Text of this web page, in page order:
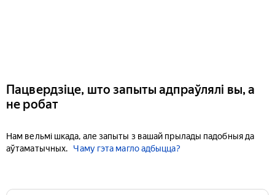
Пацвердзіце, што запыты адпраўлялі вы, а
не робат
Нам вельмі шкада, але запыты з вашай прылады падобныя да
аўтаматычных.
Чаму гэта магло адбыцца?